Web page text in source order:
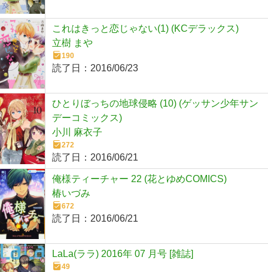
これはきっと恋じゃない(1) (KCデラックス)
立樹 まや
190
読了日： 2016/06/23
ひとりぼっちの地球侵略 (10) (ゲッサン少年サン
デーコミックス)
小川 麻衣子
272
読了日： 2016/06/21
俺様ティーチャー 22 (花とゆめCOMICS)
椿いづみ
672
読了日： 2016/06/21
LaLa(ララ) 2016年 07 月号 [雑誌]
49